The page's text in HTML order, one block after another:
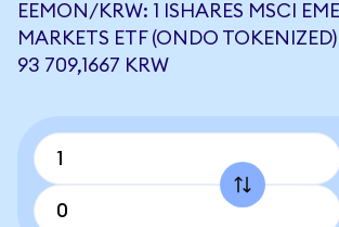
EEMON/KRW: 1 ISHARES MSCI
MARKETS ETF (ONDO
93 709,1667 KRW